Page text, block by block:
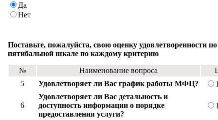
Да
Нет
Поставьте, пожалуйста, свою оценку удовлетворенности
пятибальной шкале по каждому критерию
№ Наименование вопроса
5
Удовлетворяет ли Вас график работы МФЦ?
6
Удовлетворяет ли Вас детальность и
доступность информации о порядке
предоставления услуги?